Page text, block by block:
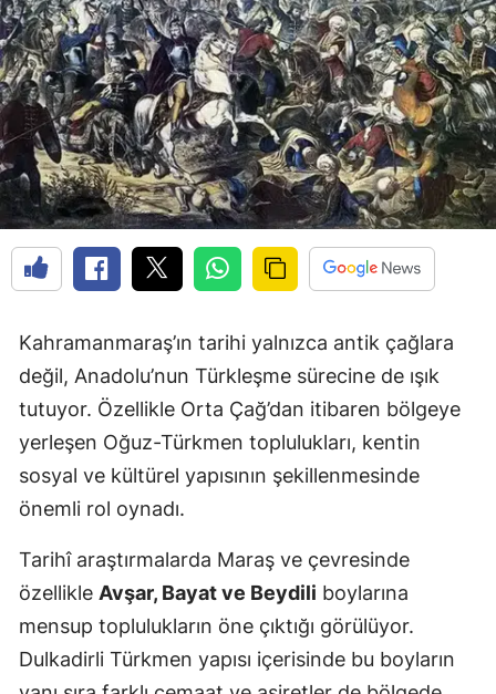
Kahramanmaraş’ın tarihi yalnızca antik çağlara
değil, Anadolu’nun Türkleşme sürecine de ışık
tutuyor. Özellikle Orta Çağ’dan itibaren bölgeye
yerleşen Oğuz-Türkmen toplulukları, kentin
sosyal ve kültürel yapısının şekillenmesinde
önemli rol oynadı.
Tarihî araştırmalarda Maraş ve çevresinde
özellikle Avşar, Bayat ve Beydili boylarına
mensup toplulukların öne çıktığı görülüyor.
Dulkadirli Türkmen yapısı içerisinde bu boyların